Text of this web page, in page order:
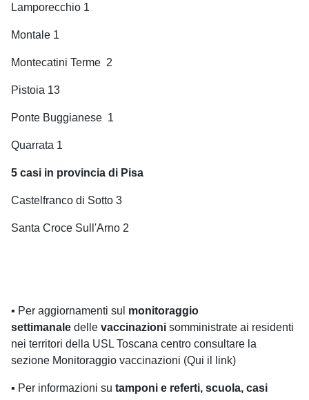
Lamporecchio 1
Montale 1
Montecatini Terme 2
Pistoia 13
Ponte Buggianese 1
Quarrata 1
5 casi in provincia di Pisa
Castelfranco di Sotto 3
Santa Croce Sull'Arno 2
▪ Per aggiornamenti sul monitoraggio
settimanale delle vaccinazioni somministrate ai residenti
nei territori della USL Toscana centro consultare la
sezione Monitoraggio vaccinazioni (Qui il link)
▪ Per informazioni su tamponi e referti, scuola, casi